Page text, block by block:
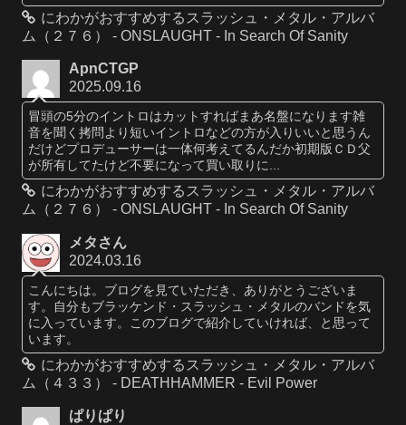
にわかがおすすめするスラッシュ・メタル・アルバ
ム（２７６） - ONSLAUGHT - In Search Of Sanity
ApnCTGP
2025.09.16
冒頭の5分のイントロはカットすればまあ名盤になります雑
音を聞く拷問より短いイントロなどの方が入りいいと思うん
だけどプロデューサーは一体何考えてるんだか初期版ＣＤ父
が所有してたけど不要になって買い取りに...
にわかがおすすめするスラッシュ・メタル・アルバ
ム（２７６） - ONSLAUGHT - In Search Of Sanity
メタさん
2024.03.16
こんにちは。ブログを見ていただき、ありがとうございま
す。自分もブラッケンド・スラッシュ・メタルのバンドを気
に入っています。このブログで紹介していければ、と思って
います。
にわかがおすすめするスラッシュ・メタル・アルバ
ム（４３３） - DEATHHAMMER - Evil Power
ぱりぱり